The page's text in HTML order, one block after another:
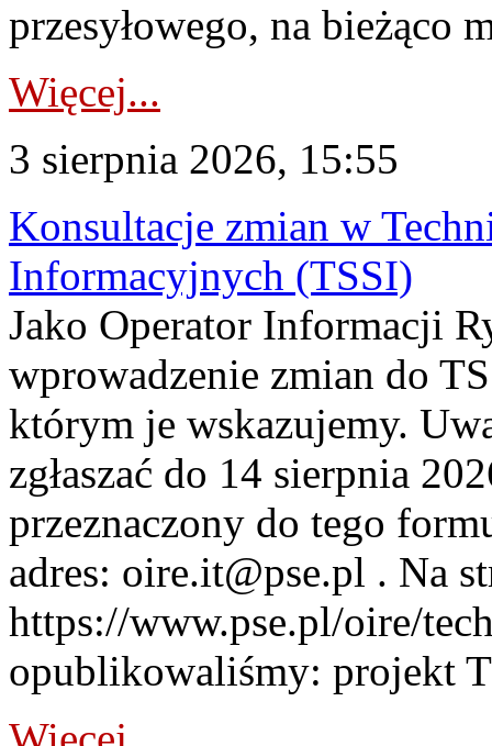
przesyłowego, na bieżąco
Więcej...
3 sierpnia 2026, 15:55
Konsultacje zmian w
Informacyjnych (TSSI)
Jako Operator Informacji
wprowadzenie zmian do
którym je wskazujemy.
zgłaszać do 14 sierpnia
przeznaczony do tego
adres: oire.it@pse.pl . Na
https://www.pse.pl/oire/
opublikowaliśmy: projekt